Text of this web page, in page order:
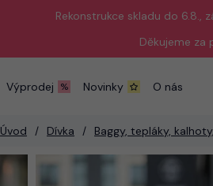
Rekonstrukce skladu do 6.8.,
Děkujeme za
Výprodej Novinky O nás
Úvod Dívka Baggy, tepláky,